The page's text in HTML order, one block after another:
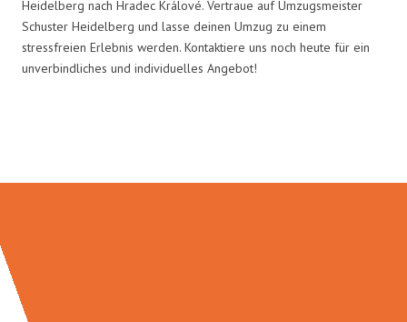
Heidelberg nach Hradec Králové. Vertraue auf Umzugsmeister
Schuster Heidelberg und lasse deinen Umzug zu einem
stressfreien Erlebnis werden. Kontaktiere uns noch heute für ein
unverbindliches und individuelles Angebot!